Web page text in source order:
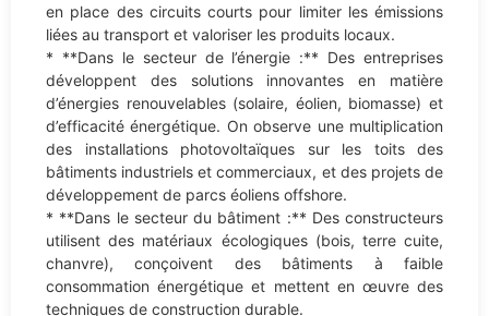
en place des circuits courts pour limiter les émissions
liées au transport et valoriser les produits locaux.
* **Dans le secteur de l’énergie :** Des entreprises
développent des solutions innovantes en matière
d’énergies renouvelables (solaire, éolien, biomasse) et
d’efficacité énergétique. On observe une multiplication
des installations photovoltaïques sur les toits des
bâtiments industriels et commerciaux, et des projets de
développement de parcs éoliens offshore.
* **Dans le secteur du bâtiment :** Des constructeurs
utilisent des matériaux écologiques (bois, terre cuite,
chanvre), conçoivent des bâtiments à faible
consommation énergétique et mettent en œuvre des
techniques de construction durable.